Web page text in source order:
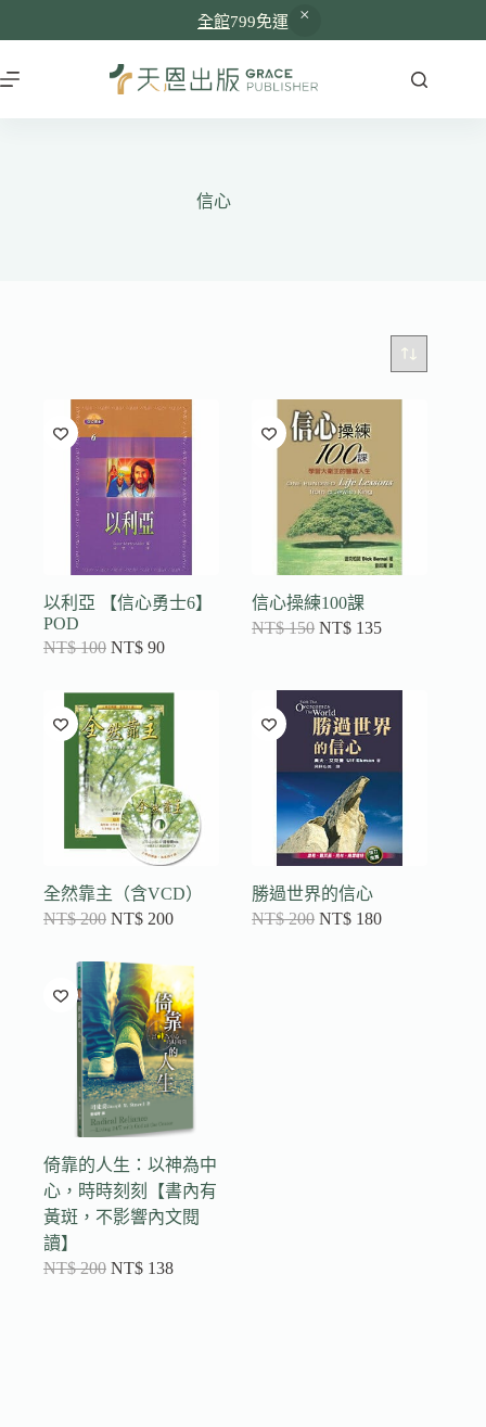
全館799免運
至
信心
以利亞 【信心勇士6】
POD
NT$100 NT$ 90
信心操練100課
NT$150 NT$ 135
全然靠主（含VCD）
NT$200 NT$ 200
勝過世界的信心
NT$200 NT$ 180
倚靠的人生：以神為中
心，時時刻刻【書內有
黃斑，不影響內文閱
讀】
NT$200 NT$ 138